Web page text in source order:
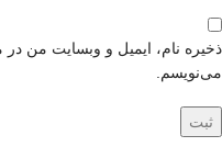
ذخیره نام، ایمیل و وبسایت من در
می‌نویسم.